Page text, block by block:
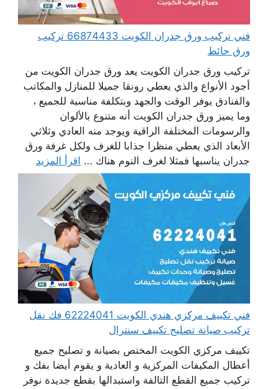
فني تركيب ورق جدران الكويت 66874433 تركيب
ورق حائط
تركيب ورق جدران الكويت يعد ورق جدران الكويت من
أجود الأنواع والذي يعطي رونقا جميلا للمنازل والمكاتب
والفنادق يوفر الوقت والجهد وبتكلفة مناسبة للجميع ،
وما يميز ورق جدران الكويت أنه متنوع بالألوان
والرسومات المختلفة الراقية ويوجد منه العادي وثلاثي
الأبعاد الذي يعطي منظرا جذابا للغرف ولكل غرفة ورق
جدران يناسبها فمثلا لغرف النوم هناك ... اقرأ المزيد
فني تكييف مركزي هندي الكويت 62224041 فك نقل
تركيب صيانة تصليح تكييف سنترال
تكييف مركزي الكويت المختص بصيانة و تصليح جميع
أعطال المكيفات المركزية و العادية و يقوم أيضا بفك و
تركيب جميع القطع التالفة واستبدالها بقطع جديدة نوفر